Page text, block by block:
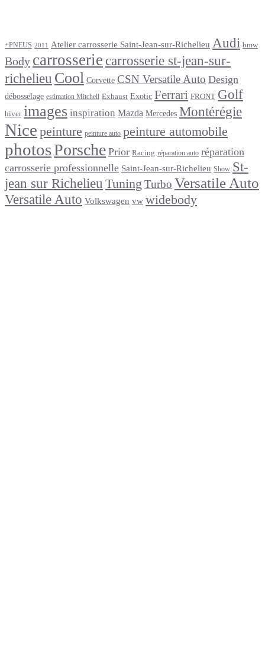
+PNEUS 2011 Atelier carrosserie Saint-Jean-sur-Richelieu Audi bmw
Body carrosserie carrosserie st-jean-sur-
richelieu Cool Corvette CSN Versatile Auto Design
débosselage estimation Mitchell Exhaust Exotic Ferrari FRONT Golf
hiver images inspiration Mazda Mercedes Montérégie
Nice peinture peinture auto peinture automobile
photosPorsche Prior Racing réparation auto réparation
carrosserie professionnelle Saint-Jean-sur-Richelieu Show St-
jean sur Richelieu Tuning Turbo Versatile Auto
Versatile Auto Volkswagen vw widebody